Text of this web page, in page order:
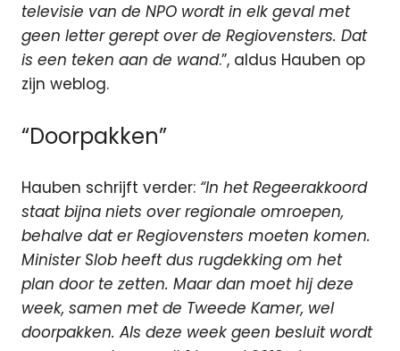
televisie van de NPO wordt in elk geval met
geen letter gerept over de Regiovensters. Dat
is een teken aan de wand.”, aldus Hauben op
zijn weblog.
“Doorpakken”
Hauben schrijft verder: “In het Regeerakkoord
staat bijna niets over regionale omroepen,
behalve dat er Regiovensters moeten komen.
Minister Slob heeft dus rugdekking om het
plan door te zetten. Maar dan moet hij deze
week, samen met de Tweede Kamer, wel
doorpakken. Als deze week geen besluit wordt